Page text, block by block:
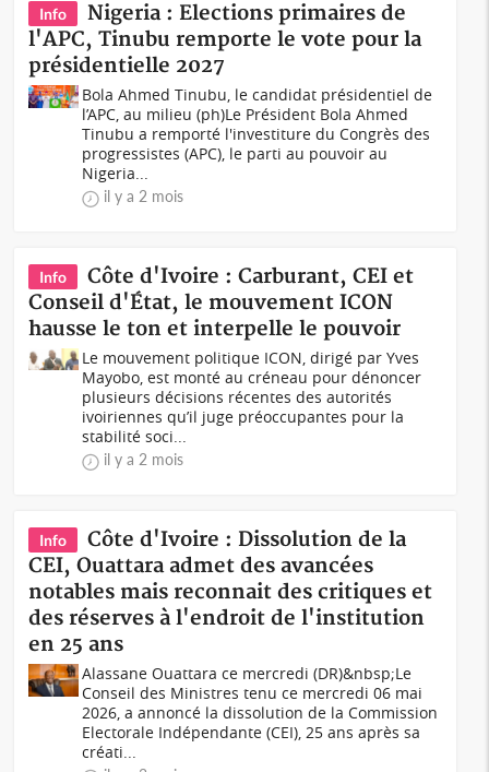
Info
Nigeria : Elections primaires de
l'APC, Tinubu remporte le vote pour la
présidentielle 2027
Bola Ahmed Tinubu, le candidat présidentiel de
l’APC, au milieu (ph)Le Président Bola Ahmed
Tinubu a remporté l'investiture du Congrès des
progressistes (APC), le parti au pouvoir au
Nigeria...
il y a 2 mois
Info
Côte d'Ivoire : Carburant, CEI et
Conseil d'État, le mouvement ICON
hausse le ton et interpelle le pouvoir
Le mouvement politique ICON, dirigé par Yves
Mayobo, est monté au créneau pour dénoncer
plusieurs décisions récentes des autorités
ivoiriennes qu’il juge préoccupantes pour la
stabilité soci...
il y a 2 mois
Info
Côte d'Ivoire : Dissolution de la
CEI, Ouattara admet des avancées
notables mais reconnait des critiques et
des réserves à l'endroit de l'institution
en 25 ans
Alassane Ouattara ce mercredi (DR)&nbsp;Le
Conseil des Ministres tenu ce mercredi 06 mai
2026, a annoncé la dissolution de la Commission
Electorale Indépendante (CEI), 25 ans après sa
créati...